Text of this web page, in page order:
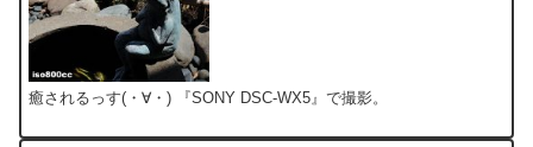
癒されるっす(・∀・) 『SONY DSC-WX5』で撮影。